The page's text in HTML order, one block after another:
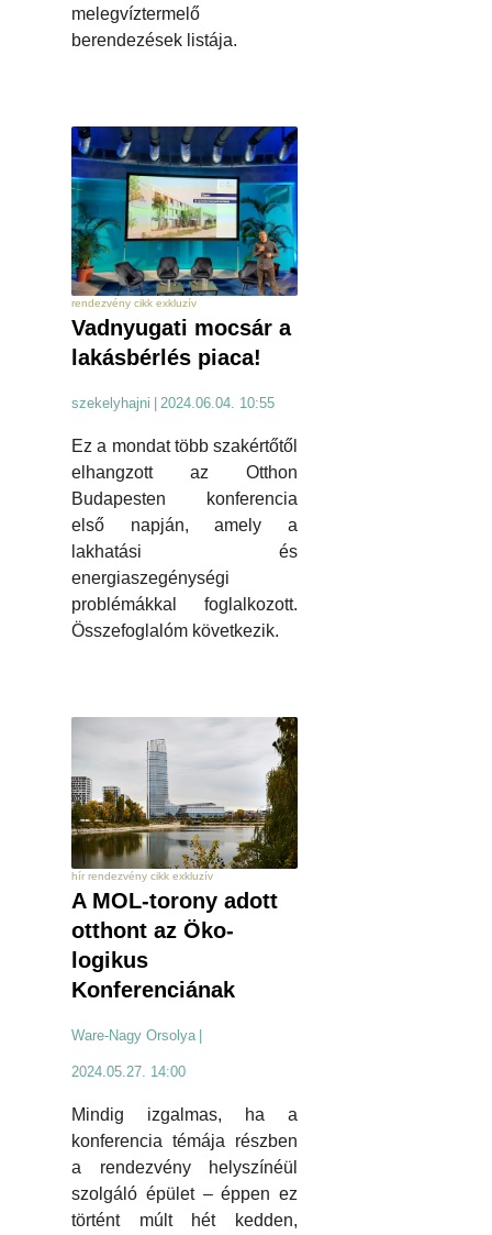
melegvíztermelő
berendezések listája.
rendezvény cikk exkluzív
Vadnyugati mocsár a
lakásbérlés piaca!
szekelyhajni 2024.06.04. 10:55
Ez a mondat több szakértőtől
elhangzott az Otthon
Budapesten konferencia
első napján, amely a
lakhatási és
energiaszegénységi
problémákkal foglalkozott.
Összefoglalóm következik.
hír rendezvény cikk exkluzív
A MOL-torony adott
otthont az Öko-
logikus
Konferenciának
Ware-Nagy Orsolya
2024.05.27. 14:00
Mindig izgalmas, ha a
konferencia témája részben
a rendezvény helyszínéül
szolgáló épület – éppen ez
történt múlt hét kedden,